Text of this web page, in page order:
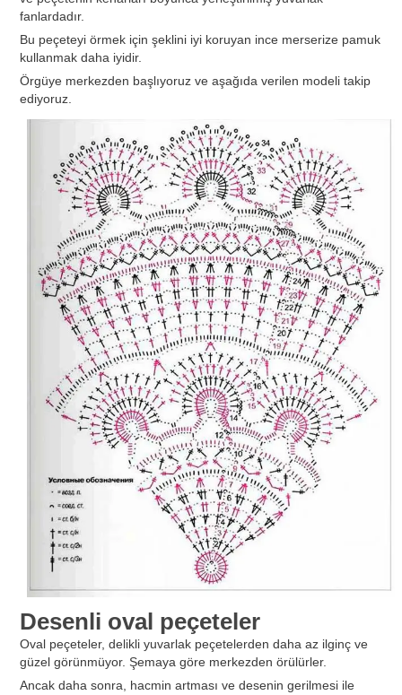
fanlardadır.
Bu peçeteyi örmek için şeklini iyi koruyan ince merserize pamuk
kullanmak daha iyidir.
Örgüye merkezden başlıyoruz ve aşağıda verilen modeli takip
ediyoruz.
Desenli oval peçeteler
Oval peçeteler, delikli yuvarlak peçetelerden daha az ilginç ve
güzel görünmüyor. Şemaya göre merkezden örülürler.
Ancak daha sonra, hacmin artması ve desenin gerilmesi ile